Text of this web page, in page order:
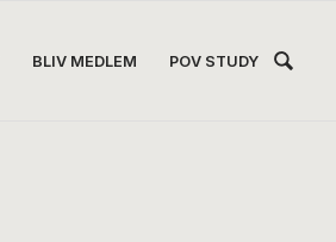
BLIV MEDLEM POV STUDY